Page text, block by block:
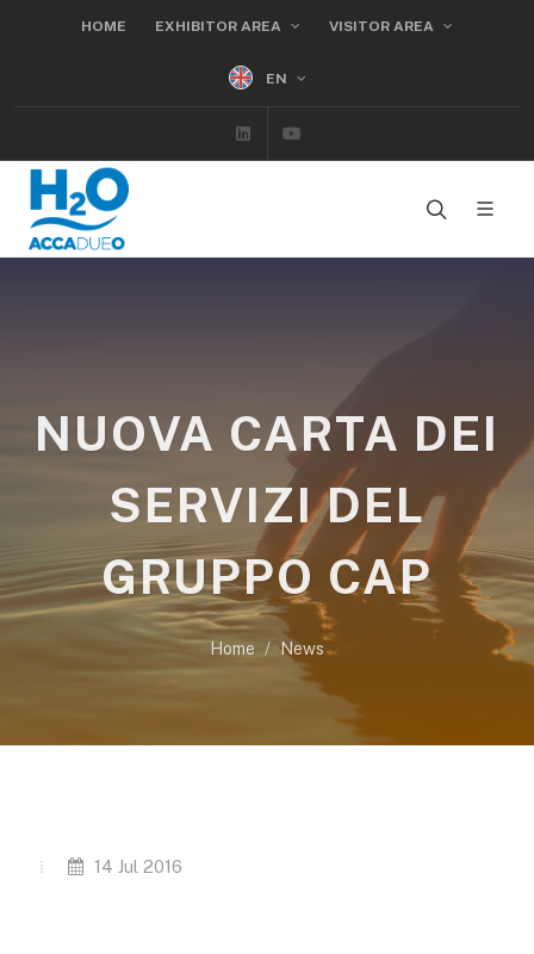
HOME EXHIBITOR AREA VISITOR AREA
EN
Linkedin
NUOVA CARTA DEI
SERVIZI DEL
GRUPPO CAP
Home News
14 Jul 2016